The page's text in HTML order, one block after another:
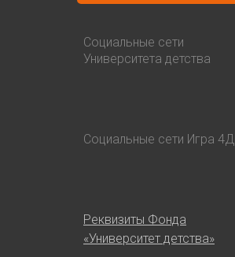
Социальные сети
Университета детства
Реквизиты Фонда
«Университет детства»
Социальные сети Игра 4Д